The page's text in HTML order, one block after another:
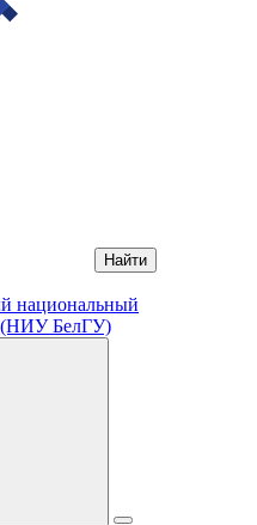
Найти